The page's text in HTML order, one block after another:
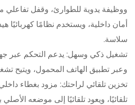
ووظيفة يدوية للطوارئ، وقفل تفاعلي
أمان داخلية، ويستخدم نظامًا كهربائيًا
سلاسة.
تشغيل ذكي وسهل: يدعم التحكم عبر
وعبر تطبيق الهاتف المحمول، ويتيح
تخزين تلقائي لراحتك: مزود بغطاء
تلقائيًا، ويعود تلقائيًا إلى موضعه